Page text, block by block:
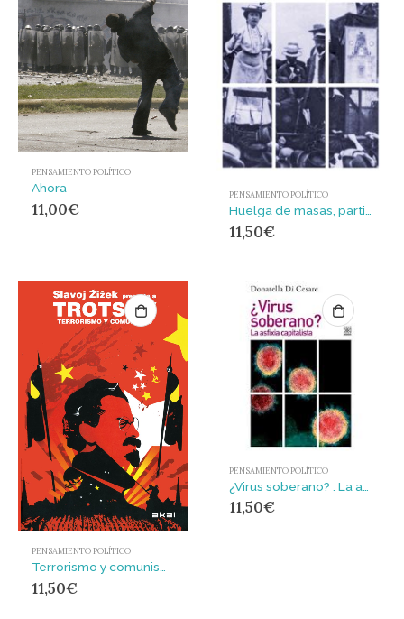
PENSAMIENTO POLÍTICO
Ahora
11,00€
PENSAMIENTO POLÍTICO
Huelga de masas, partido y sindicatos
11,50€
PENSAMIENTO POLÍTICO
Terrorismo y comunismo
11,50€
PENSAMIENTO POLÍTICO
11,50€